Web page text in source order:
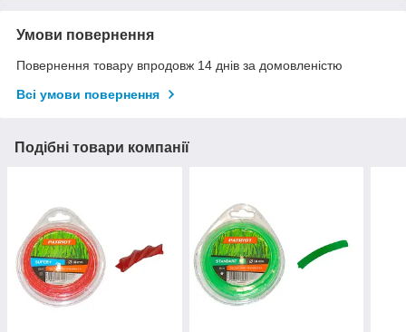
Умови повернення
Повернення товару впродовж 14 днів за домовленістю
Всі умови повернення
Подібні товари компанії